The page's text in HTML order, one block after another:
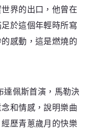
界的出口，他曾在
於這個年輕時所寫
感動，這是燃燒的
達佩斯首演，馬勒決
和情感，說明樂曲
歷青蔥歲月的快樂